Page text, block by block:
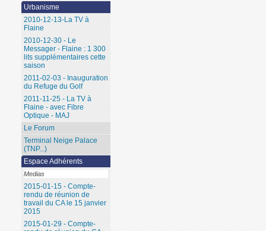
Urbanisme
2010-12-13-La TV à
Flaine
2010-12-30 - Le
Messager - Flaine : 1 300
lits supplémentaires cette
saison
2011-02-03 - Inauguration
du Refuge du Golf
2011-11-25 - La TV à
Flaine - avec Fibre
Optique - MAJ
Le Forum
Terminal Neige Palace
(TNP...)
Espace Adhérents
Medias
2015-01-15 - Compte-
rendu de réunion de
travail du CA le 15 janvier
2015
2015-01-29 - Compte-